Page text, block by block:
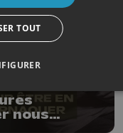
nous
TOUT